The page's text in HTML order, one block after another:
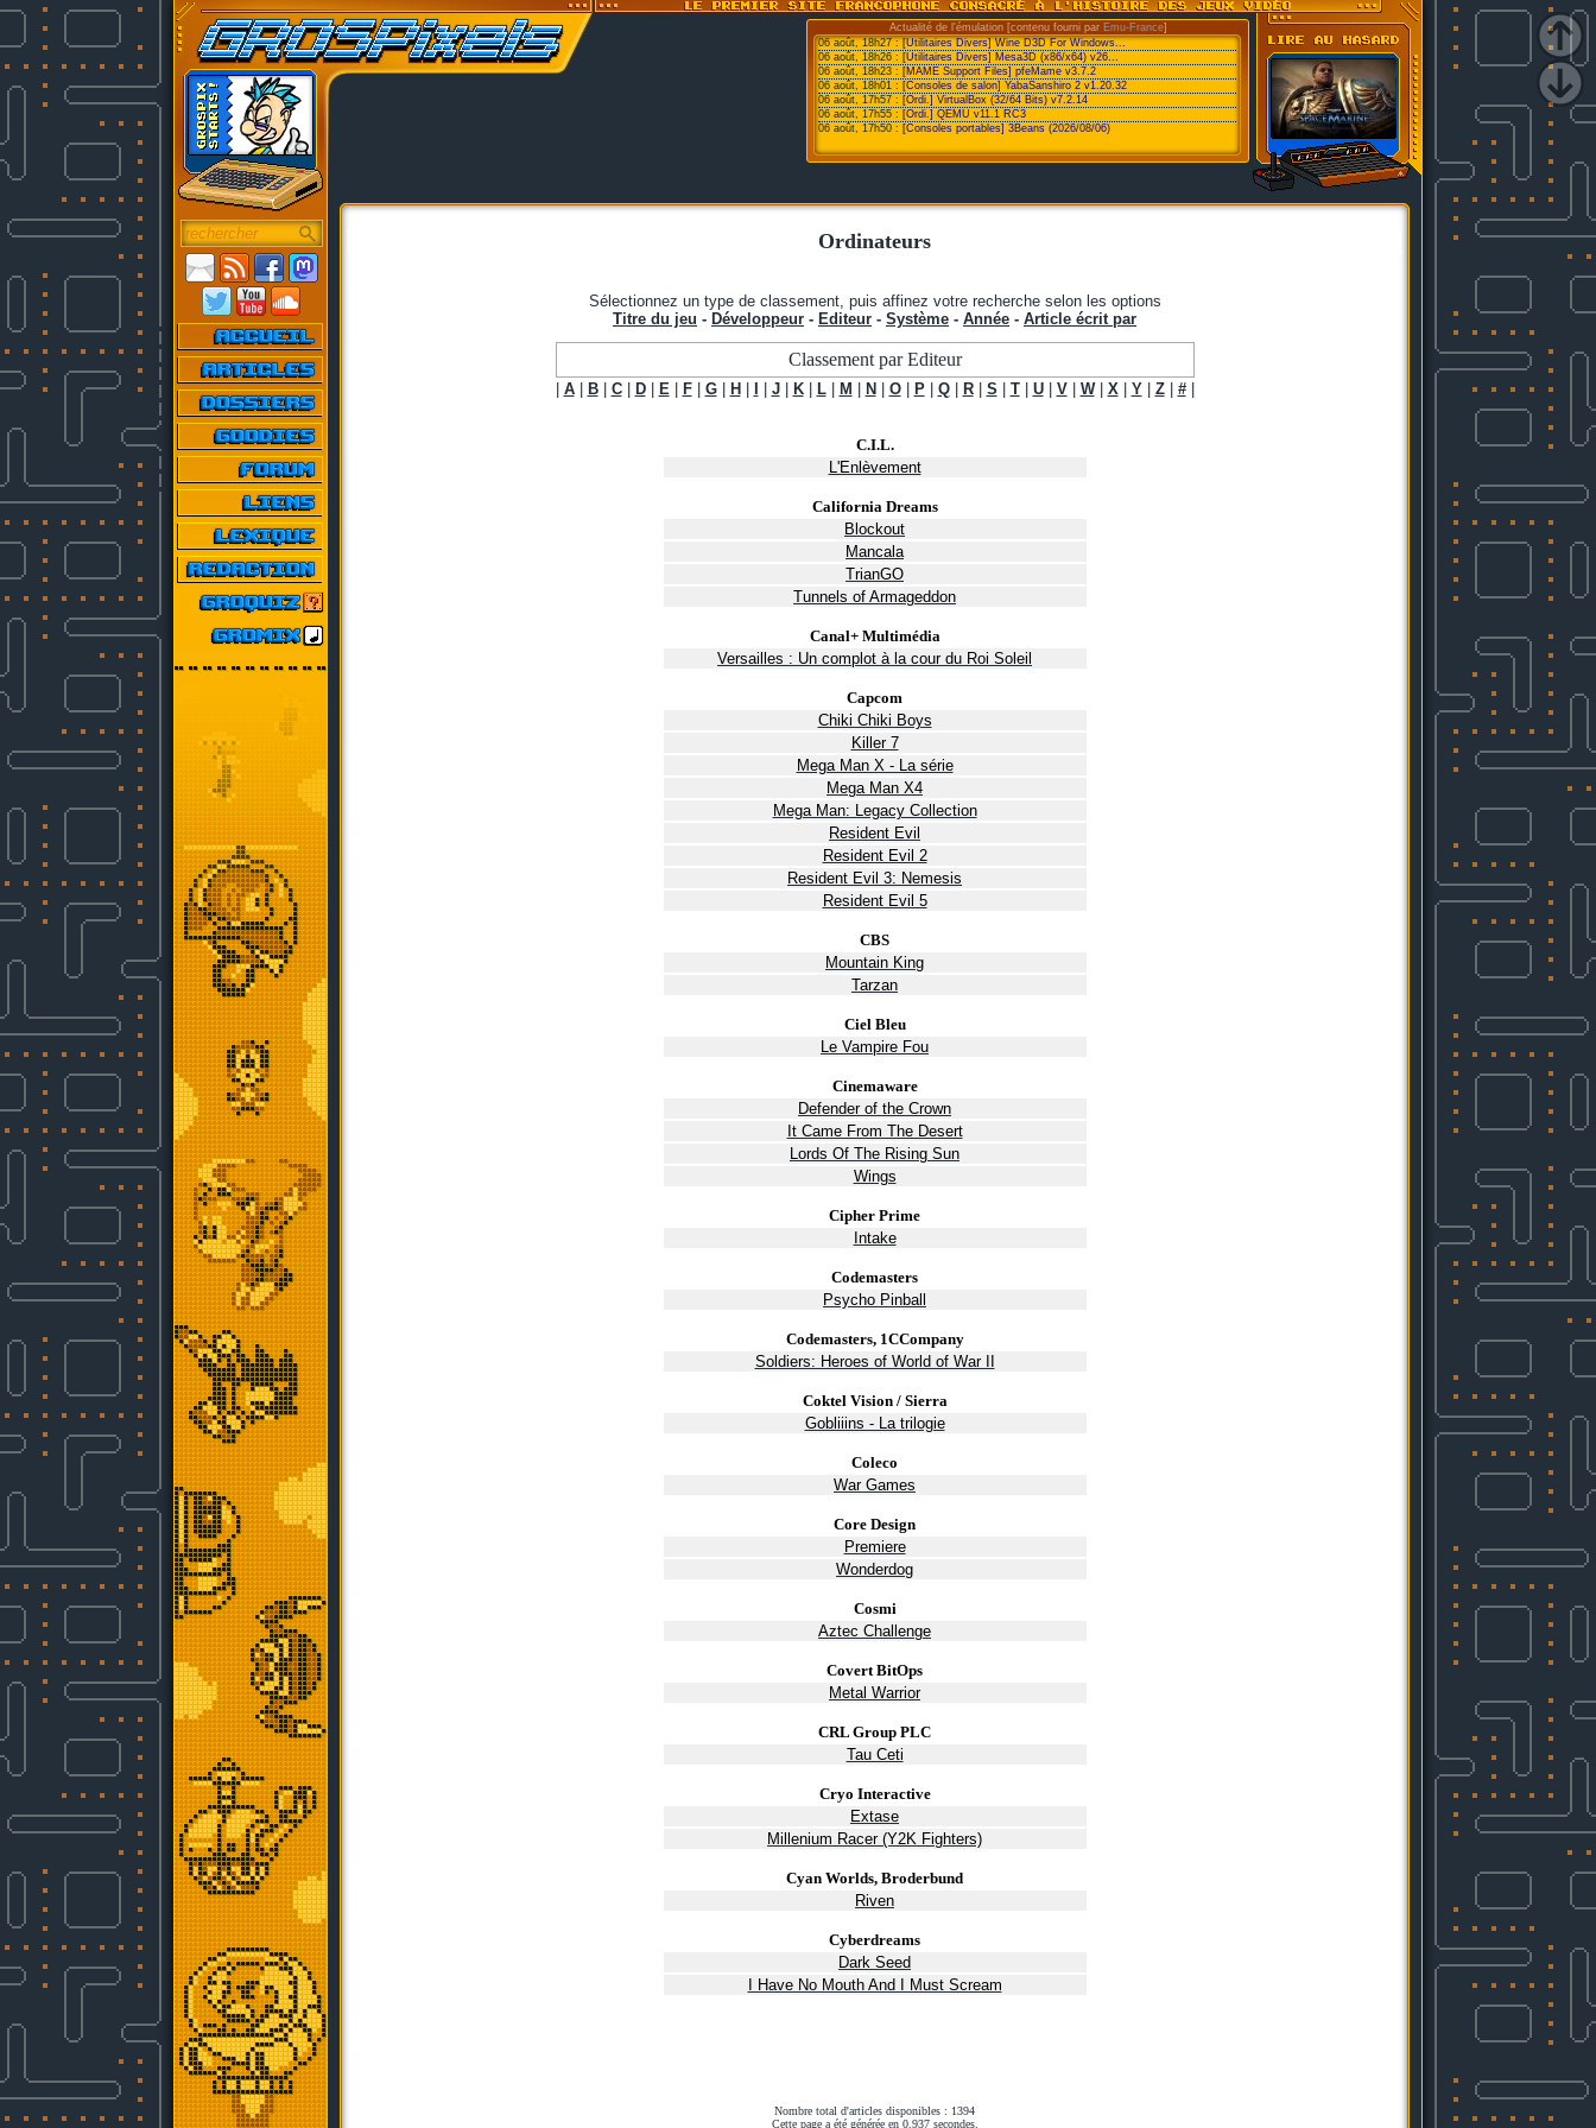
Actualité de l'émulation [contenu fourni par Emu-France]
06 août, 18h27 :[Utilitaires Divers] Wine D3D For Windows...
06 août, 18h26 : [Utilitaires Divers] Mesa3D (x86/x64) v26...
06 août, 18h23 : [MAME Support Files] pfeMame v3.7.2
06 août, 18h01 : [Consoles de salon] YabaSanshiro 2 v1.20.32
06 août, 17h57 : [Ordi.] VirtualBox (32/64 Bits) v7.2.14
06 août, 17h55 : [Ordi.] QEMU v11.1 RC3
06 août, 17h50 : [Consoles portables] 3Beans (2026/08/06)
Ordinateurs
Sélectionnez un type de classement, puis affinez votre recherche selon les options
Titre du jeu - Développeur - Editeur - Système - Année - Article écrit par
Classement par Editeur
A| B| C| D| E| F| G| H J| K| L| M N O| P| Q| R| S T| U| V| W| X| Y| Z| #|
C.I.L.
L'Enlèvement
California Dreams
Blockout
Mancala
TrianGO
Tunnels of Armageddon
Canal+ Multimédia
Versailles : Un complot à la cour du Roi Soleil
Capcom
Chiki Chiki Boys
Killer 7
Mega Man X - La série
Mega Man X4
Mega Man: Legacy Collection
Resident Evil
Resident Evil 2
Resident Evil 3: Nemesis
Resident Evil 5
CBS
Mountain King
Tarzan
Ciel Bleu
Le Vampire Fou
Cinemaware
Defender of the Crown
It Came From The Desert
Lords Of The Rising Sun
Wings
Cipher Prime
Intake
Codemasters
Psycho Pinball
Codemasters, 1CCompany
Soldiers: Heroes of World of War II
Coktel Vision / Sierra
Gobliiins - La trilogie
Coleco
War Games
Core Design
Premiere
Wonderdog
Cosmi
Aztec Challenge
Covert BitOps
Metal Warrior
CRL Group PLC
Tau Ceti
Cryo Interactive
Extase
Millenium Racer (Y2K Fighters)
Cyan Worlds, Broderbund
Riven
Cyberdreams
Dark Seed
I Have No Mouth And I Must Scream
Nombre total d'articles disponibles : 1394
Cette page a été générée en 0.937 secondes.